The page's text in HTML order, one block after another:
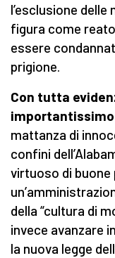
l’esclusione
figura come
essere
prigione.
Con tutta
importantissimo
mattanza di
confini
virtuoso di buone
della “cultura di
invece avanzare
la nuova legge